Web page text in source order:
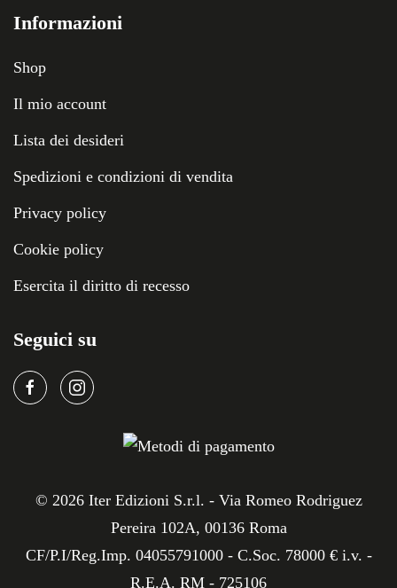
Informazioni
Shop
Il mio account
Lista dei desideri
Spedizioni e condizioni di vendita
Privacy policy
Cookie policy
Esercita il diritto di recesso
Seguici su
© 2026Iter Edizioni S.r.l. - Via Romeo Rodriguez
Pereira 102A, 00136 Roma
CF/P.I/Reg.Imp. 04055791000 - C.Soc. 78000 € i.v. -
R.E.A. RM - 725106